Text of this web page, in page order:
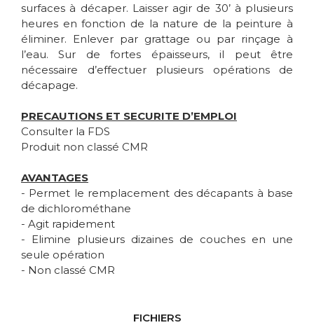
surfaces à décaper. Laisser agir de 30’ à plusieurs
heures en fonction de la nature de la peinture à
éliminer. Enlever par grattage ou par rinçage à
l’eau. Sur de fortes épaisseurs, il peut être
nécessaire d’effectuer plusieurs opérations de
décapage.
PRECAUTIONS ET SECURITE D’EMPLOI
Consulter la FDS
Produit non classé CMR
AVANTAGES
- Permet le remplacement des décapants à base
de dichlorométhane
- Agit rapidement
- Elimine plusieurs dizaines de couches en une
seule opération
- Non classé CMR
FICHIERS